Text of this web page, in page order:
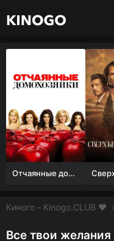
Отчаянные домохозяйки (1 сезон)
Киного - Kinogo.CLUB ❤️
Все твои